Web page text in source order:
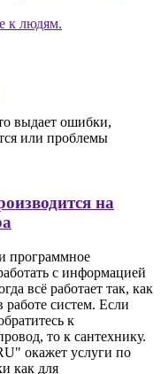
к людям.
выдает ошибки,
или проблемы
на
программное
с информацией
всё работает так, как
систем. Если
к
то к сантехнику.
окажет услуги по
как для